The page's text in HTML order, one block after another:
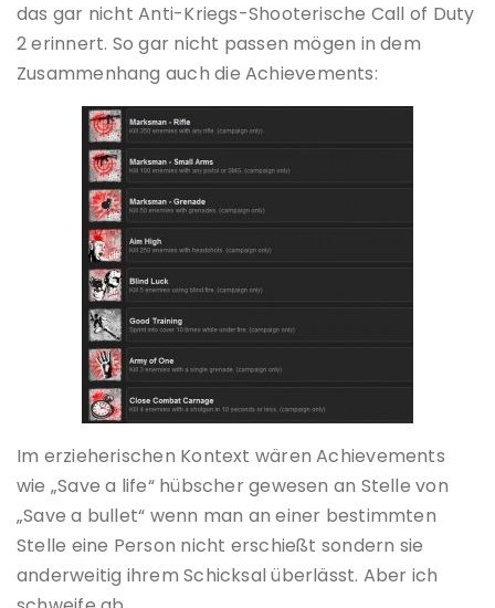
das gar nicht Anti-Kriegs-Shooterische Call of Duty
2 erinnert. So gar nicht passen mögen in dem
Zusammenhang auch die Achievements:
Im erzieherischen Kontext wären Achievements
wie „Save a life“ hübscher gewesen an Stelle von
„Save a bullet“ wenn man an einer bestimmten
Stelle eine Person nicht erschießt sondern sie
anderweitig ihrem Schicksal überlässt. Aber ich